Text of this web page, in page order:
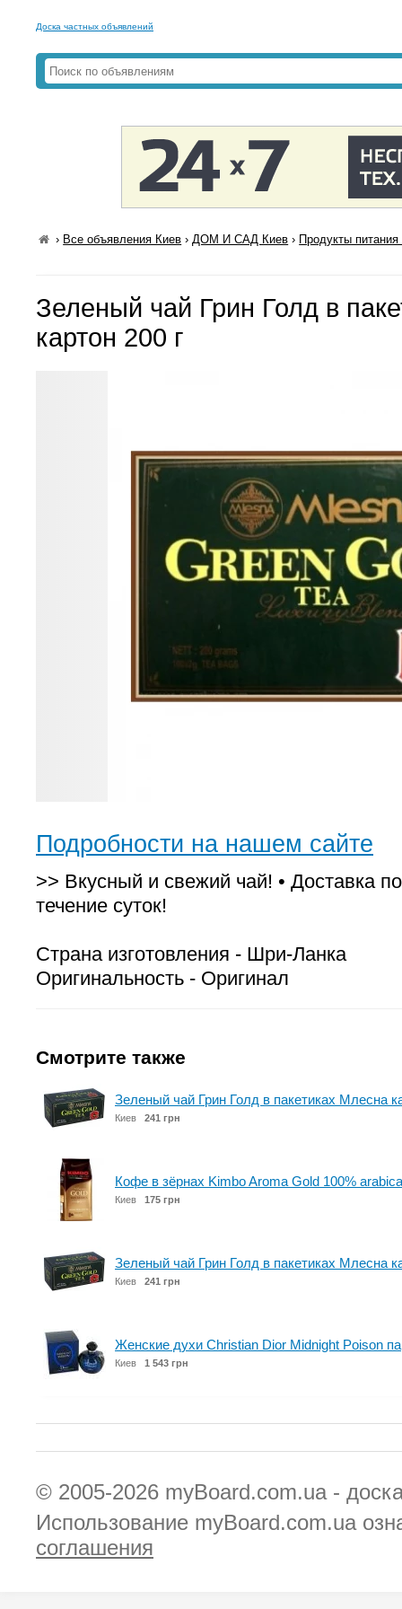
Доска частных объявлений
› Все объявления Киев ›ДОМ И САД Киев › Продукты
Зеленый чай Грин Голд в
картон 200 г
Подробности на нашем сайте
>> Вкусный и свежий чай! • Доставка
течение суток!
Страна изготовления - Шри-Ланка
Оригинальность - Оригинал
Смотрите также
Зеленый чай Грин Голд в пакетиках Млесна
Киев 241 грн
Кофе в зёрнах Kimbo Aroma Gold 100%
Киев 175 грн
Зеленый чай Грин Голд в пакетиках Млесна
Киев 241 грн
Женские духи Christian Dior Midnight Poison
Киев 1 543 грн
© 2005-2026 myBoard.com.ua -
Использование myBoard.com.ua
соглашения